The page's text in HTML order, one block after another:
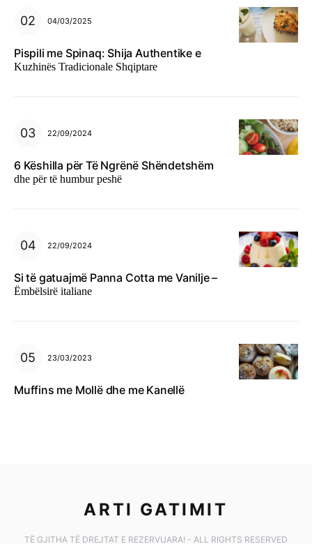
04/03/2025
Pispili me Spinaq: Shija Authentike e
Kuzhinës Tradicionale Shqiptare
22/09/2024
6 Këshilla për Të Ngrënë Shëndetshëm
dhe për të humbur peshë
22/09/2024
Si të gatuajmë Panna Cotta me Vanilje –
Ëmbëlsirë italiane
23/03/2023
Muffins me Mollë dhe me Kanellë
ARTI GATIMIT
TË GJITHA TË DREJTAT E REZERVUARA! - ALL RIGHTS RESERVED